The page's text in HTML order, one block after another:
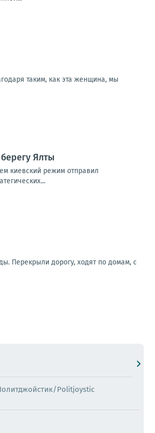
таким, как эта женщина, мы
Ялты
киевский режим отправил
Перекрыли дорогу, ходят по домам, с
Politjoystic